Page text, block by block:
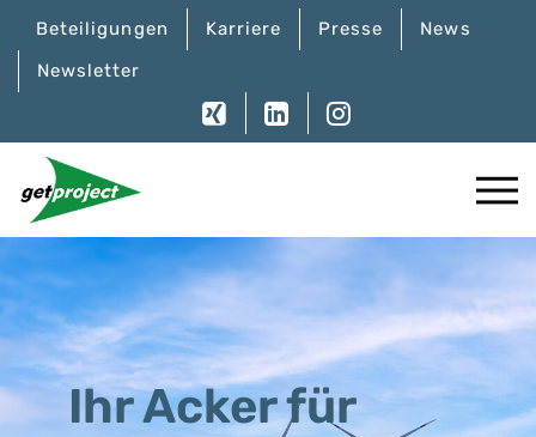
Beteiligungen Karriere Presse
News
Newsletter
Ihr Acker für